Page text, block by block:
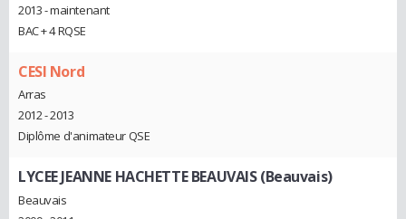
2013 - maintenant
BAC + 4 RQSE
CESI Nord
Arras
2012 - 2013
Diplôme d'animateur QSE
LYCEE JEANNE HACHETTE BEAUVAIS (Beauvais)
Beauvais